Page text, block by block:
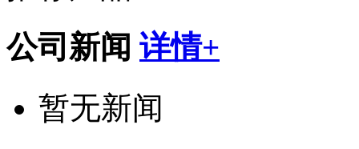
公司新闻 详情+
暂无新闻